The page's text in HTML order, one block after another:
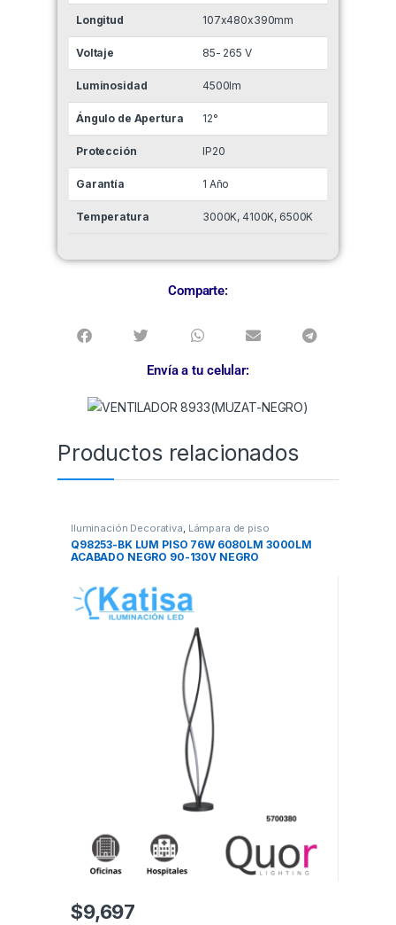
Longitud 107x480x390mm
Voltaje 85- 265 V
Luminosidad 4500lm
Ángulo de Apertura 12°
Protección IP20
Garantía 1 Año
Temperatura 3000K, 4100K, 6500K
Comparte:
Envía a tu celular:
Productos relacionados
Iluminación Decorativa, Lámpara de piso
Q98253-BK LUM PISO 76W 6080LM 3000LM
ACABADO NEGRO 90-130V NEGRO
$9,697